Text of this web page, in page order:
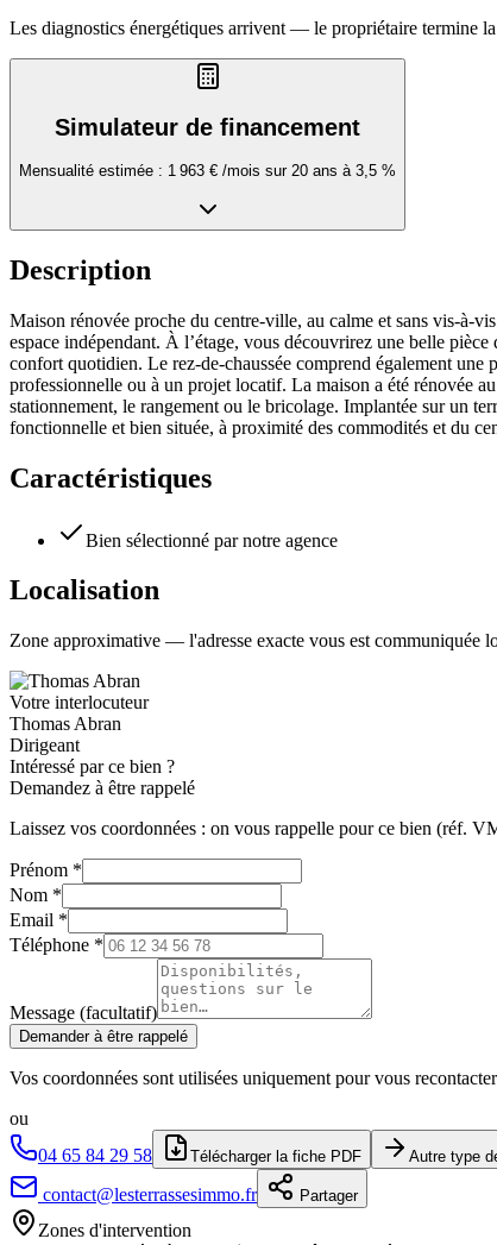
Les diagnostics énergétiques arrivent — le propriétaire termine
Simulateur de financement
Mensualité estimée : 1 963 € /mois sur 20 ans à 3,5 %
Description
Maison rénovée proche du centre-ville, au calme et sans vis-à-
espace indépendant. À l’étage, vous découvrirez une belle
confort quotidien. Le rez-de-chaussée comprend également une
professionnelle ou à un projet locatif. La maison a été rénovée
stationnement, le rangement ou le bricolage. Implantée sur un
fonctionnelle et bien située, à proximité des commodités et du
Caractéristiques
Bien sélectionné par notre agence
Localisation
Zone approximative — l'adresse exacte vous est communiquée
Votre interlocuteur
Thomas Abran
Dirigeant
Intéressé par ce bien ?
Demandez à être rappelé
Laissez vos coordonnées : on vous rappelle pour ce bien (réf.
Prénom *
Nom *
Email *
Téléphone *
Message (facultatif)
Demander à être rappelé
Vos coordonnées sont utilisées uniquement pour vous
ou
04 65 84 29 58
Télécharger la fiche PDF Autre type
contact@lesterrassesimmo.fr Partager
Zones d'intervention